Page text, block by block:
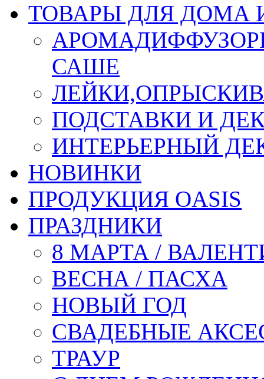
ТОВАРЫ ДЛЯ ДОМА
САШЕ
ПОДСТАВКИ И
ИНТЕРЬЕРНЫЙ
НОВИНКИ
ПРОДУКЦИЯ OASIS
ПРАЗДНИКИ
8 МАРТА /
ВЕСНА / ПАСХА
НОВЫЙ ГОД
СВАДЕБНЫЕ
ТРАУР